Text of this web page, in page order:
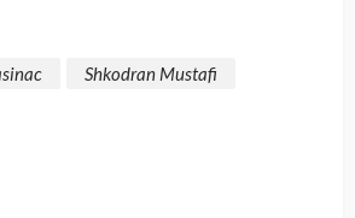
Shkodran Mustafi